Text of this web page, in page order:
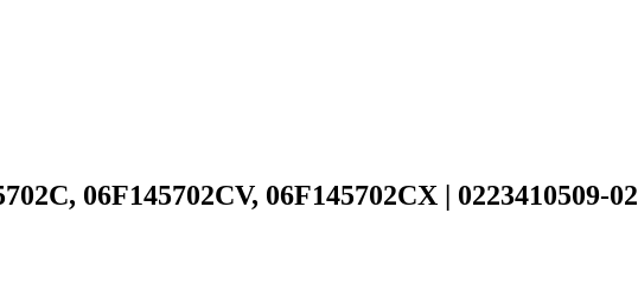
06F145702CV, 06F145702CX | 0223410509-02